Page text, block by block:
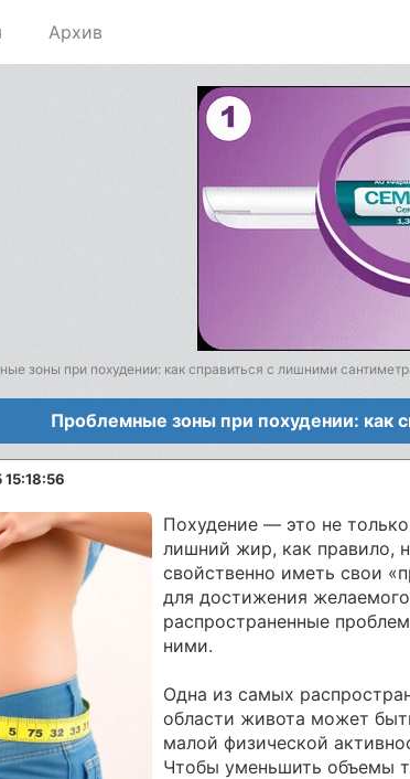
Архив
зоны при похудении: как справиться с лишними
Проблемные зоны при похудении: как
Похудение — это не
лишний жир, как правило,
свойственно иметь свои
для достижения
распространенные
ними.
Одна из самых
области живота может
малой физической
Чтобы уменьшить объемы